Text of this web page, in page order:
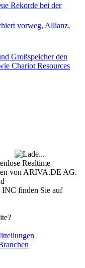
Rekorde bei der
vorweg, Allianz,
Großspeicher den
Chariot Resources
Realtime-
von ARIVA.DE AG.
finden Sie auf